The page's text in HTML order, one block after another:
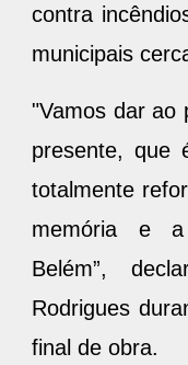
contra
municipais
"Vamos dar ao
presente, que
totalmente
memória e a
Belém”,
Rodrigues
final de obra.